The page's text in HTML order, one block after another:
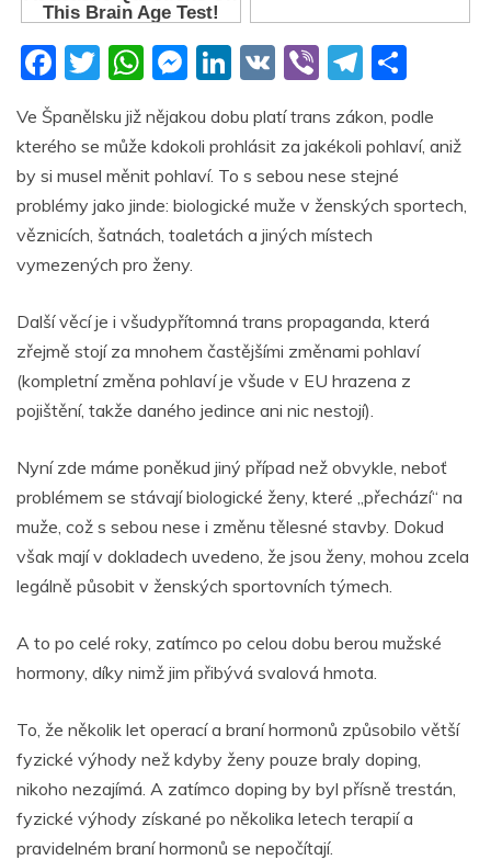
F
c
e
b
o
o
k
T
itt
er
W
h
at
s
A
p
p
M
ss
e
n
g
er
Li
k
e
dI
n
V
K
Vi
er
T
e
gr
a
m
ar
e
Ve Španělsku již nějakou dobu platí trans zákon, podle
kterého se může kdokoli prohlásit za jakékoli pohlaví, aniž
by si musel měnit pohlaví. To s sebou nese stejné
problémy jako jinde: biologické muže v ženských sportech,
věznicích, šatnách, toaletách a jiných místech
vymezených pro ženy.
Další věcí je i všudypřítomná trans propaganda, která
zřejmě stojí za mnohem častějšími změnami pohlaví
(kompletní změna pohlaví je všude v EU hrazena z
pojištění, takže daného jedince ani nic nestojí).
Nyní zde máme poněkud jiný případ než obvykle, neboť
problémem se stávají biologické ženy, které „přechází“ na
muže, což s sebou nese i změnu tělesné stavby. Dokud
však mají v dokladech uvedeno, že jsou ženy, mohou zcela
legálně působit v ženských sportovních týmech.
A to po celé roky, zatímco po celou dobu berou mužské
hormony, díky nimž jim přibývá svalová hmota.
To, že několik let operací a braní hormonů způsobilo větší
fyzické výhody než kdyby ženy pouze braly doping,
nikoho nezajímá. A zatímco doping by byl přísně trestán,
fyzické výhody získané po několika letech terapií a
pravidelném braní hormonů se nepočítají.